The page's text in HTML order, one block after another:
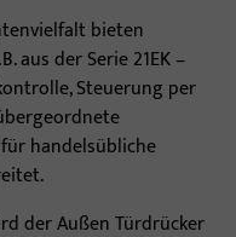
bieten
aus der Serie 21EK –
Steuerung per
handelsübliche
der Außen Türdrücker